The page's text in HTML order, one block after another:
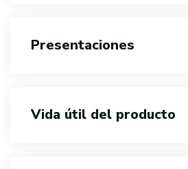
Presentaciones
Vida útil del producto